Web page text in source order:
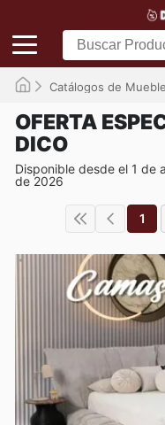
Catálogos de
OFERTA
DICO
Disponible desde el 1 de
de 2026
1